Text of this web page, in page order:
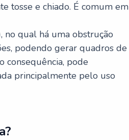
tosse e chiado. É comum em
no qual há uma obstrução
podendo gerar quadros de
consequência, pode
principalmente pelo uso